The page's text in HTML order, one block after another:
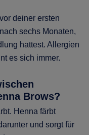
deiner ersten
sechs Monaten,
hattest. Allergien
es sich immer.
Brows?
Henna färbt
und sorgt für